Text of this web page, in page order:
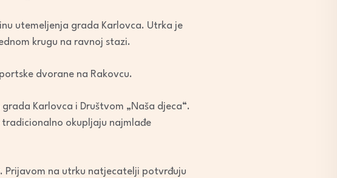
utemeljenja grada Karlovca. Utrka je
krugu na ravnoj stazi.
dvorane na Rakovcu.
Karlovca i Društvom „Naša djeca“.
tradicionalno okupljaju najmlađe
na utrku natjecatelji potvrđuju